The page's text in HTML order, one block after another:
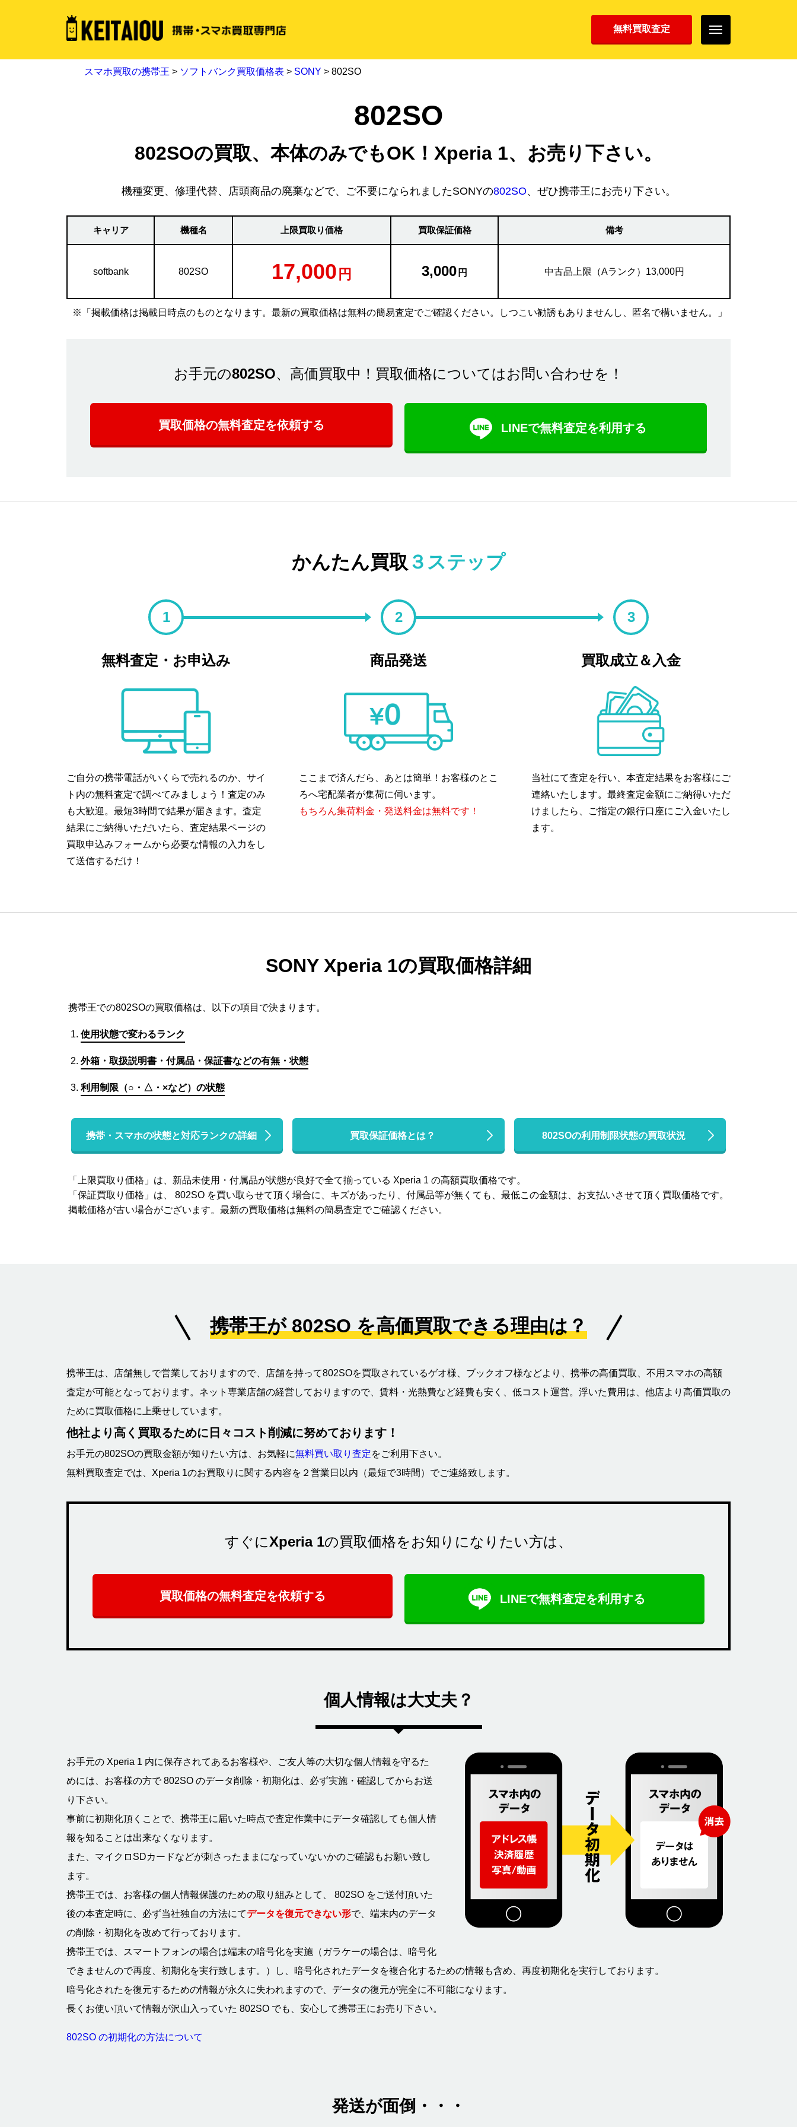
無料買取査定
スマホ買取の携帯王 > ソフトバンク買取価格表 > SONY > 802SO
802SO
802SOの買取、本体のみでもOK！Xperia 1、お売り下さい。
機種変更、修理代替、店頭商品の廃棄などで、ご不要になられましたSONYの802SO、ぜひ携帯王にお売り下さい。
キャリア 機種名 上限買取り価格 買取保証価格 備考
softbank 802SO 17,000 3,000 中古品上限（Aランク）13,000円
※「掲載価格は掲載日時点のものとなります。最新の買取価格は無料の簡易査定でご確認ください。しつこい勧誘もありませんし、匿名で構いません。」
お手元の802SO、高価買取中！買取価格についてはお問い合わせを！
買取価格の無料査定を依頼する LINEで無料査定を利用する
かんたん買取 ３ステップ
1
無料査定・お申込み
ご自分の携帯電話がいくらで売れるのか、サイ
ト内の無料査定で調べてみましょう！査定のみ
も大歓迎。最短3時間で結果が届きます。査定
結果にご納得いただいたら、査定結果ページの
買取申込みフォームから必要な情報の入力をし
て送信するだけ！
2
商品発送
ここまで済んだら、あとは簡単！お客様のとこ
ろへ宅配業者が集荷に伺います。
もちろん集荷料金・発送料金は無料です！
3
買取成立＆入金
当社にて査定を行い、本査定結果をお客様にご
連絡いたします。最終査定金額にご納得いただ
けましたら、ご指定の銀行口座にご入金いたし
ます。
SONY Xperia 1の買取価格詳細
携帯王での802SOの買取価格は、以下の項目で決まります。
使用状態で変わるランク
外箱・取扱説明書・付属品・保証書などの有無・状態
利用制限（○・△・×など）の状態
携帯・スマホの状態と対応ランクの詳細 買取保証価格とは？ 802SOの利用制限状態の買取状況
「上限買取り価格」は、新品未使用・付属品が状態が良好で全て揃っている Xperia 1 の高額買取価格です。
「保証買取り価格」は、 802SO を買い取らせて頂く場合に、キズがあったり、付属品等が無くても、最低この金額は、お支払いさせて頂く買取価格です。
掲載価格が古い場合がございます。最新の買取価格は無料の簡易査定でご確認ください。
携帯王が 802SO を高価買取できる理由は？
携帯王は、店舗無しで営業しておりますので、店舗を持って802SOを買取されているゲオ様、ブックオフ様などより、携帯の高価買取、不用スマホの高額
査定が可能となっております。ネット専業店舗の経営しておりますので、賃料・光熱費など経費も安く、低コスト運営。浮いた費用は、他店より高価買取の
ために買取価格に上乗せしています。
他社より高く買取るために日々コスト削減に努めております！
お手元の802SOの買取金額が知りたい方は、お気軽に無料買い取り査定をご利用下さい。
無料買取査定では、Xperia 1のお買取りに関する内容を２営業日以内（最短で3時間）でご連絡致します。
すぐにXperia 1の買取価格をお知りになりたい方は、
買取価格の無料査定を依頼する LINEで無料査定を利用する
個人情報は大丈夫？
お手元の Xperia 1 内に保存されてあるお客様や、ご友人等の大切な個人情報を守るた
めには、お客様の方で 802SO のデータ削除・初期化は、必ず実施・確認してからお送
り下さい。
事前に初期化頂くことで、携帯王に届いた時点で査定作業中にデータ確認しても個人情
報を知ることは出来なくなります。
また、マイクロSDカードなどが刺さったままになっていないかのご確認もお願い致し
ます。
携帯王では、お客様の個人情報保護のための取り組みとして、 802SO をご送付頂いた
後の本査定時に、必ず当社独自の方法にてデータを復元できない形で、端末内のデータ
の削除・初期化を改めて行っております。
携帯王では、スマートフォンの場合は端末の暗号化を実施（ガラケーの場合は、暗号化
できませんので再度、初期化を実行致します。）し、暗号化されたデータを複合化するための情報も含め、再度初期化を実行しております。
暗号化されたを復元するための情報が永久に失われますので、データの復元が完全に不可能になります。
長くお使い頂いて情報が沢山入っていた 802SO でも、安心して携帯王にお売り下さい。
802SO の初期化の方法について
発送が面倒・・・